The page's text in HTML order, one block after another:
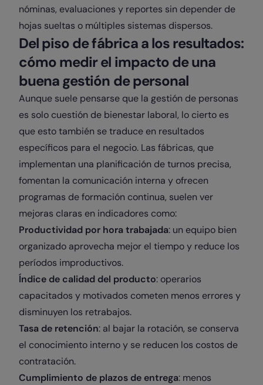
nóminas, evaluaciones y reportes sin depender de
hojas sueltas o múltiples sistemas dispersos.
Del piso de fábrica a los resultados:
cómo medir el impacto de una
buena gestión de personal
Aunque suele pensarse que la gestión de personas
es solo cuestión de bienestar laboral, lo cierto es
que esto también se traduce en resultados
específicos para el negocio. Las fábricas, que
implementan una planificación de turnos precisa,
fomentan la comunicación interna y ofrecen
programas de formación continua, suelen ver
mejoras claras en indicadores como:
Productividad por hora trabajada: un equipo bien
organizado aprovecha mejor el tiempo y reduce los
períodos improductivos.
Índice de calidad del producto: operarios
capacitados y motivados cometen menos errores y
disminuyen los retrabajos.
Tasa de retención: al bajar la rotación, se conserva
el conocimiento interno y se reducen los costos de
contratación.
Cumplimiento de plazos de entrega: menos